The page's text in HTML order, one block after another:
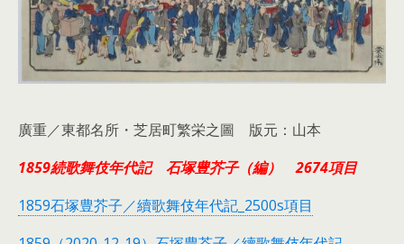
廣重／東都名所・芝居町繁栄之圖 版元：山本
1859続歌舞伎年代記 石塚豊芥子（編） 2674項目
1859石塚豊芥子／續歌舞伎年代記_2500s項目